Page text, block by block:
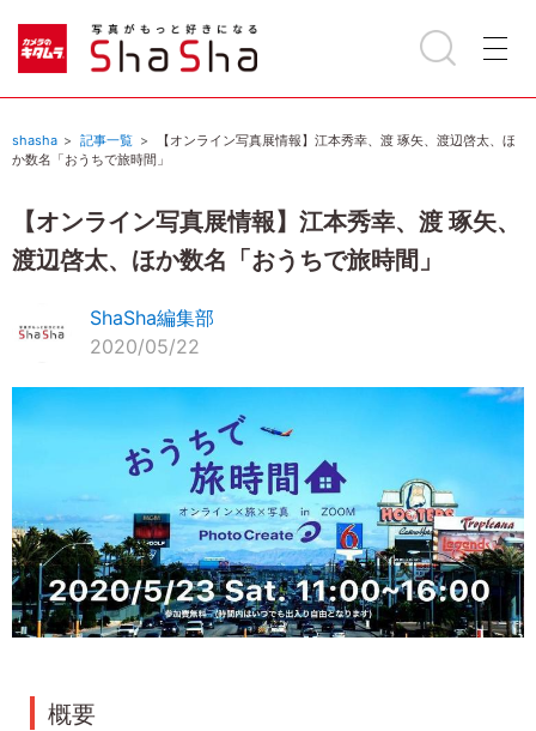
shasha 記事一覧
【オンライン写真展情報】江本秀幸、渡 琢矢、渡辺啓太、ほ
か数名「おうちで旅時間」
【オンライン写真展情報】江本秀幸、渡 琢矢、
渡辺啓太、ほか数名「おうちで旅時間」
ShaSha編集部
2020/05/22
概要